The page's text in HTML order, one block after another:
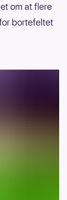
om at flere
bortefeltet